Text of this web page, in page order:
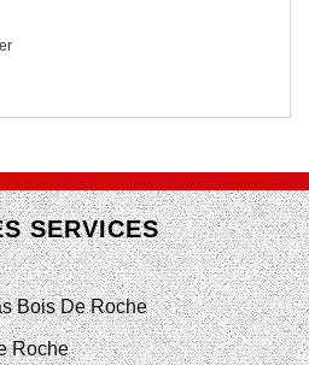
SERVICES
Bois De Roche
Roche